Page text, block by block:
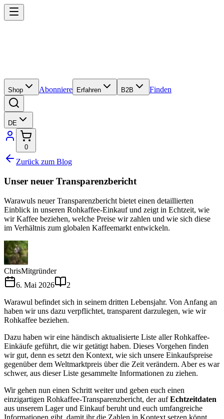
Shop Abonniere Erfahren B2B Finden
DE
0
Zurück zum Blog
Unser neuer Transparenzbericht
Warawuls neuer Transparenzbericht bietet einen detaillierten
Einblick in unseren Rohkaffee-Einkauf und zeigt in Echtzeit, wie
wir Kaffee beziehen, welche Preise wir zahlen und wie sich diese
im Verhältnis zum globalen Kaffeemarkt entwickeln.
ChrisMitgründer
6. Mai 2026
2
Warawul befindet sich in seinem dritten Lebensjahr. Von Anfang an
haben wir uns dazu verpflichtet, transparent darzulegen, wie wir
Rohkaffee beziehen.
Dazu haben wir eine händisch aktualisierte Liste aller Rohkaffee-
Einkäufe geführt, die wir getätigt haben. Dieses Vorgehen finden
wir gut, denn es setzt den Kontext, wie sich unsere Einkaufspreise
gegenüber dem Weltmarktpreis über die Zeit verändern. Aber es war
schwer, aus dieser Liste gesammelte Informationen zu ziehen.
Wir gehen nun einen Schritt weiter und geben euch einen
einzigartigen Rohkaffee-Transparenzbericht, der aufEchtzeitdaten
aus unserem Lager und Einkauf beruht und euch umfangreiche
Informationen gibt, damit ihr die Zahlen in Kontext setzen könnt.